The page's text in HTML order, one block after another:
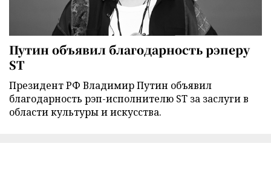
Путин объявил благодарность рэперу
ST
Президент РФ Владимир Путин объявил
благодарность рэп-исполнителю ST за заслуги в
области культуры и искусства.